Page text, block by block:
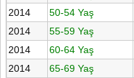
2014
50-54 Yaş
2014
55-59 Yaş
2014
60-64 Yaş
2014
65-69 Yaş